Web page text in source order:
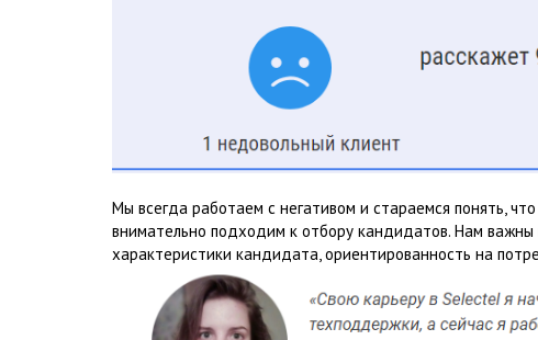
Мы всегда работаем с негативом и стараемся понять,
внимательно подходим к отбору кандидатов. Нам важны
характеристики кандидата, ориентированность на